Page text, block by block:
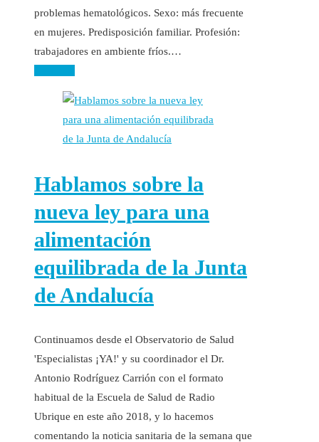
problemas hematológicos. Sexo: más frecuente
en mujeres. Predisposición familiar. Profesión:
trabajadores en ambiente fríos.…
Hablamos sobre la
nueva ley para una
alimentación
equilibrada de la Junta
de Andalucía
Continuamos desde el Observatorio de Salud
'Especialistas ¡YA!' y su coordinador el Dr.
Antonio Rodríguez Carrión con el formato
habitual de la Escuela de Salud de Radio
Ubrique en este año 2018, y lo hacemos
comentando la noticia sanitaria de la semana que